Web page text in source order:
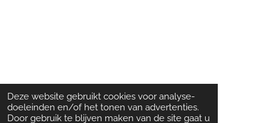
Deze website gebruikt cookies voor analyse-
doeleinden en/of het tonen van advertenties.
Door gebruik te blijven maken van de site gaat u